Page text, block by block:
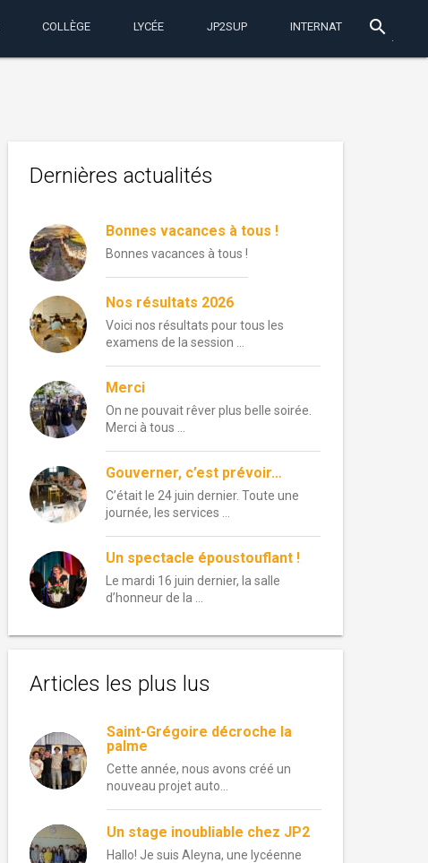
COLLÈGE LYCÉE JP2SUP INTERNAT search
Dernières actualités
Bonnes vacances à tous !
Bonnes vacances à tous !
Nos résultats 2026
Voici nos résultats pour tous les
examens de la session …
Merci
On ne pouvait rêver plus belle soirée.
Merci à tous …
Gouverner, c’est prévoir…
C’était le 24 juin dernier. Toute une
journée, les services …
Un spectacle époustouflant !
Le mardi 16 juin dernier, la salle
d’honneur de la …
Articles les plus lus
Saint-Grégoire décroche la
palme
Cette année, nous avons créé un
nouveau projet auto...
Un stage inoubliable chez JP2
Hallo! Je suis Aleyna, une lycéenne